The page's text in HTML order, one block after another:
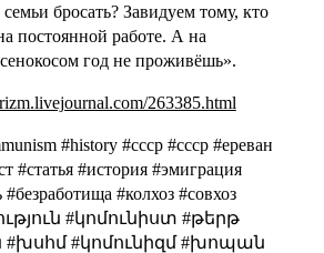
бросать? Завидуем тому, кто
постоянной работе. А на
год не проживёшь».
263385.html
#history #ссср #cccp #ереван
#статья #история #эмиграция
#безработища #колхоз #совхоз
#կոմունիստ #թերթ
#խսհմ #կոմունիզմ #խոպան